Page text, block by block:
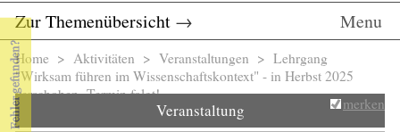
Zur Themenübersicht → Menu
Sie sind hier
Home > Aktivitäten > Veranstaltungen > Lehrgang
"Wirksam führen im Wissenschaftskontext" - in Herbst 2025
verschoben- Termin folgt!
Veranstaltung merken